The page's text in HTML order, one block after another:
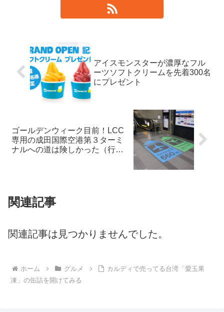
アイスモンスターが濃厚なフル
ーツソフトクリームを先着300名
にプレゼント
ゴールデンウィーク目前！LCC
専用の成田国際空港第３ターミ
ナルへの道は険しかった（行き
関連記事
関連記事は見つかりませんでした。
ホーム グルメ
カルディで売ってる台湾「愛玉果
凍」の缶詰を開けてみる